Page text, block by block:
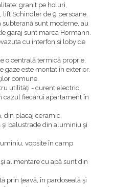
granit pe holuri,
Schindler de 9 persoane.
subterană sunt moderne, au
garaj sunt marca Hormann.
cu interfon si loby de
o centrală termică proprie,
gaze este montat în exterior,
comune.
utilităţi - curent electric,
cazul fiecărui apartament în
din placaj ceramic,
balustrade din aluminiu şi
vopsite în camp
alimentare cu apă sunt din
prin ţeavă, în pardoseală şi